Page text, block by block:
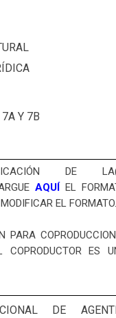
Y 7B
DE
AQUÍ
EL
EL FORMATO.
PARA
COPRODUCTOR ES
DE